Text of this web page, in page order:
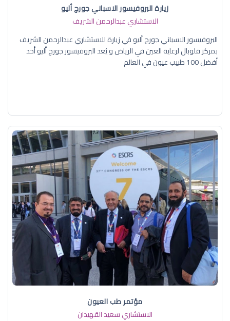
زيارة البروفيسور الاسباني جورج أليو
الاستشاري عبدالرحمن الشريف
البروفيسور الاسباني جورج أليو في زيارة للاستشاري عبدالرحمن الشريف
بمركز قلوبال لرعاية العين في الرياض و يُعد البروفيسور جورج أليو أحد
أفضل 100 طبيب عيون في العالم
مؤتمر طب العيون
الاستشاري سعيد القهيدان